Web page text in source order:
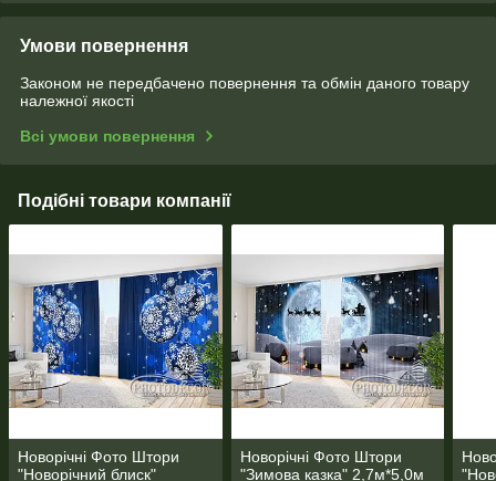
Умови повернення
Законом не передбачено повернення та обмін даного товару
належної якості
Всі умови повернення
Подібні товари компанії
Новорічні Фото Штори
"Новорічний блиск"
Новорічні Фото Штори
"Зимова казка" 2,7м*5,0м